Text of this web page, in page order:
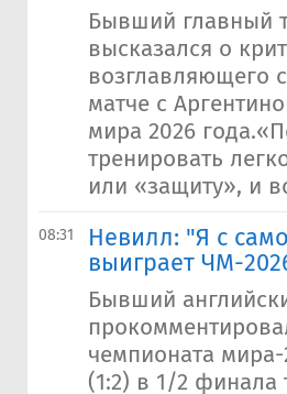
Бывший главный
высказался о
возглавляющего
матче с
мира 2026
тренировать
или «защиту», и
08:31
Невилл: "Я с
выиграет ЧМ-
Бывший
чемпионата
(1:2) в 1/2 финала